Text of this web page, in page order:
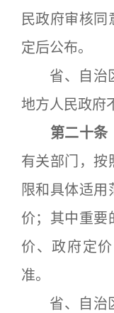
民政府审核同
定后公布。
省、自治区
地方人民政府
第二十条
有关部门，按
限和具体适
价；其中重要
价、政府定
准。
省、自治区